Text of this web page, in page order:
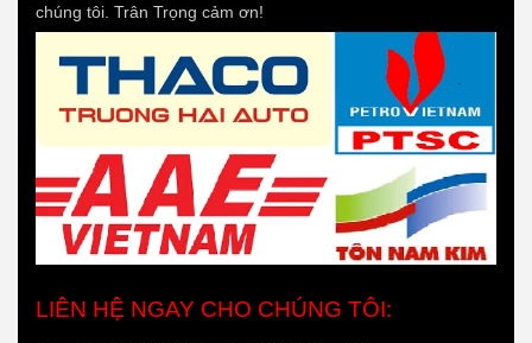
chúng tôi. Trân Trọng cảm ơn!
LIÊN HỆ NGAY CHO CHÚNG TÔI: